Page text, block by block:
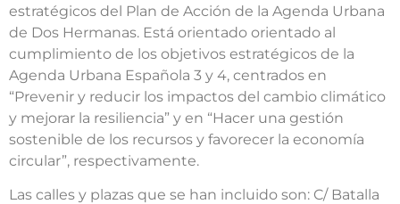
estratégicos del Plan de Acción de la Agenda Urbana
de Dos Hermanas. Está orientado orientado al
cumplimiento de los objetivos estratégicos de la
Agenda Urbana Española 3 y 4, centrados en
“Prevenir y reducir los impactos del cambio climático
y mejorar la resiliencia” y en “Hacer una gestión
sostenible de los recursos y favorecer la economía
circular”, respectivamente.
Las calles y plazas que se han incluido son: C/ Batalla